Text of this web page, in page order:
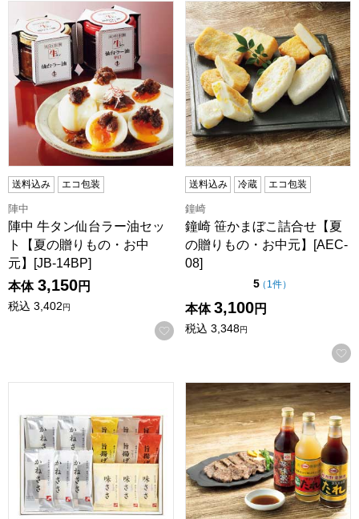
陣中 牛タン仙台ラー油セット【夏の贈りもの・お中元】[JB-
送料込み エコ包装
陣中
陣中 牛タン仙台ラー油セッ
ト【夏の贈りもの・お中
元】[JB-14BP]
本体 3,150円
税込 3,402円
お気に入りに登録する
鐘崎 笹かまぼこ詰合せ【夏
送料込み 冷蔵 エコ包装
鐘崎
鐘崎 笹かまぼこ詰合せ【夏
の贈りもの・お中元】[AEC-
08]
5点（5点満点中）
（ 1件の評価
）
本体 3,100円
税込 3,348円
鐘崎 笹かまぼこ詰合せ【夏の贈りもの・お中元】[E-21]
上北農産 青森味の詰合せ【